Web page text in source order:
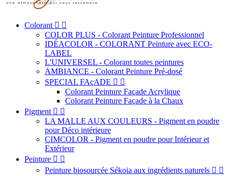
Colorant  
COLOR PLUS - Colorant Peinture Professionnel
IDÉACOLOR - COLORANT Peinture avec ECO-
LABEL
L'UNIVERSEL - Colorant toutes peintures
AMBIANCE - Colorant Peinture Pré-dosé
SPECIAL FAçADE  
Colorant Peinture Façade Acrylique
Colorant Peinture Façade à la Chaux
Pigment  
LA MALLE AUX COULEURS - Pigment en poudre
pour Déco intérieure
CIMCOLOR - Pigment en poudre pour Intérieur et
Extérieur
Peinture  
Peinture biosourcée Sékoia aux ingrédients naturels  